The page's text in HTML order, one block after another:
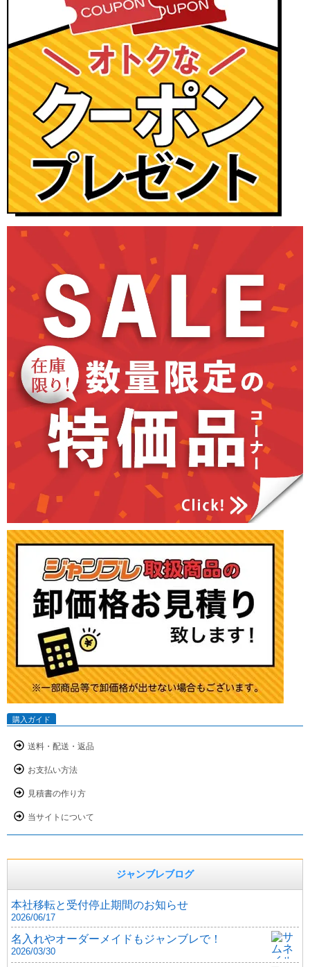
購入ガイド
送料・配送・返品
お支払い方法
見積書の作り方
当サイトについて
ジャンブレブログ
本社移転と受付停止期間のお知らせ
2026/06/17
名入れやオーダーメイドもジャンブレで！
2026/03/30